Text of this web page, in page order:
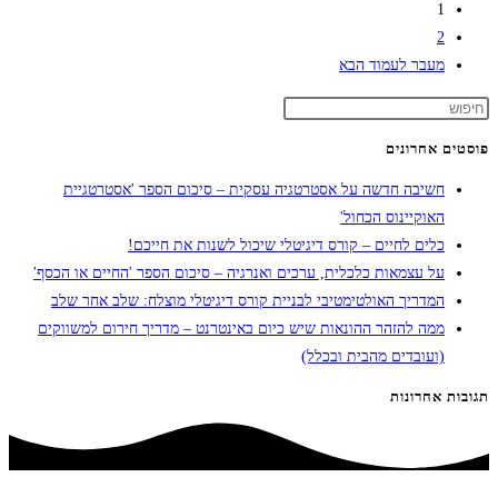
1
2
מעבר לעמוד הבא
פוסטים אחרונים
חשיבה חדשה על אסטרטגיה עסקית – סיכום הספר 'אסטרטגיית
האוקיינוס הכחול'
כלים לחיים – קורס דיגיטלי שיכול לשנות את חייכם!
על עצמאות כלכלית, ערכים ואנרגיה – סיכום הספר 'החיים או הכסף'
המדריך האולטימטיבי לבניית קורס דיגיטלי מוצלח: שלב אחר שלב
ממה להזהר ההונאות שיש כיום באינטרנט – מדריך חירום למשווקים
(ועובדים מהבית ובכלל)
תגובות אחרונות